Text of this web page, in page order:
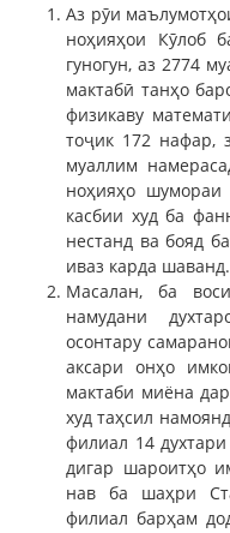
Аз рӯи
ноҳияҳои Кӯлоб
гуногун, аз 2774
мактабӣ танҳо
физикаву
тоҷик 172 нафар,
муаллим
ноҳияҳо
касбии худ ба
нестанд ва бояд
иваз карда шаванд.
Масалан, ба
намудани
осонтару
аксари онҳо
мактаби миёна
худ таҳсил
филиал 14
дигар шароитҳо
нав ба шаҳри
филиал барҳам